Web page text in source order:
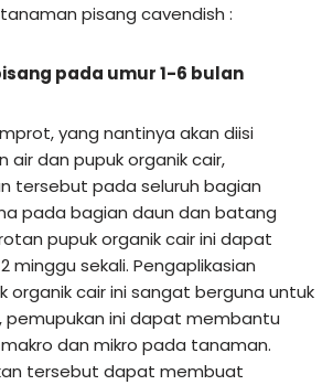
pisang cavendish :
pada umur 1-6 bulan
yang nantinya akan diisi
air dan pupuk organik cair,
tersebut pada seluruh bagian
pada bagian daun dan batang
pupuk organik cair ini dapat
minggu sekali. Pengaplikasian
organik cair ini sangat berguna untuk
pemupukan ini dapat membantu
dan mikro pada tanaman.
tersebut dapat membuat